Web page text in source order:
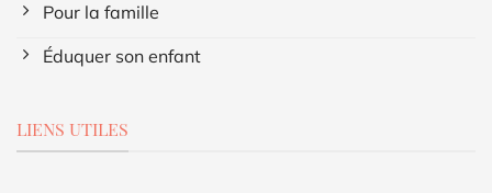
Pour la famille
Éduquer son enfant
LIENS UTILES